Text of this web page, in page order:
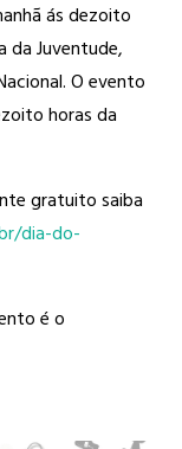
ás dezoito
da Juventude,
O evento
horas da
gratuito saiba
dia-do-
é o